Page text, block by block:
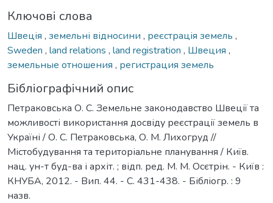
Ключові слова
Швеція , земельні відносини , реєстрація земель ,
Sweden , land relations , land registration , Швеция ,
земельные отношения , регистрация земель
Бібліографічний опис
Петраковська О. С. Земельне законодавство Швеції та
можливості використання досвіду реєстрації земель в
Україні / О. С. Петраковська, О. М. Лихогруд //
Містобудування та територіальне планування / Київ.
нац. ун-т буд-ва і архіт. ; відп. ред. М. М. Осєтрін. - Київ :
КНУБА, 2012. - Вип. 44. - С. 431-438. - Бібліогр. : 9
назв.